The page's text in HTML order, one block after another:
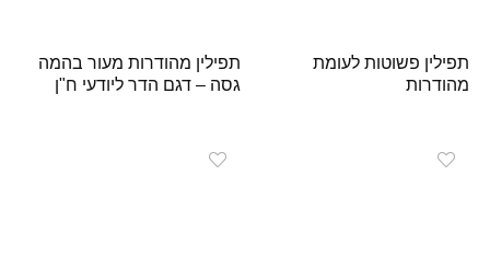
תפילין פשוטות לעומת
מהודרות
תפילין מהודרות מעור בהמה
גסה – דגם הדר ליודעי ח"ן